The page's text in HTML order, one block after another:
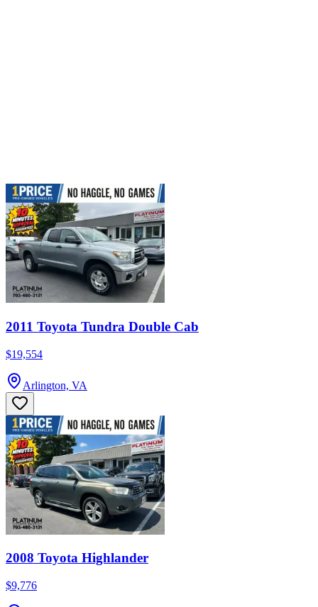
2011 Toyota Tundra Double Cab
$19,554
Arlington, VA
2008 Toyota Highlander
$9,776